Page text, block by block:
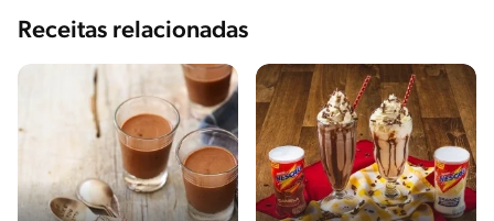
Receitas relacionadas